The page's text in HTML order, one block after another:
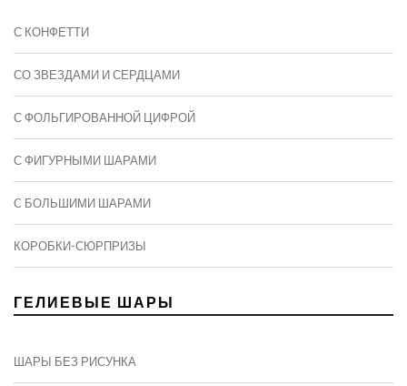
С КОНФЕТТИ
СО ЗВЕЗДАМИ И СЕРДЦАМИ
С ФОЛЬГИРОВАННОЙ ЦИФРОЙ
С ФИГУРНЫМИ ШАРАМИ
C БОЛЬШИМИ ШАРАМИ
КОРОБКИ-СЮРПРИЗЫ
ГЕЛИЕВЫЕ ШАРЫ
ШАРЫ БЕЗ РИСУНКА